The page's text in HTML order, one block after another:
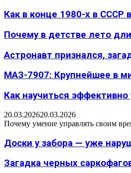
Как в конце 1980-х в
Почему в детстве лето
Астронавт признался,
МАЗ-7907: Крупнейшее в
Как научиться
20.03.202620.03.2026
Почему умение управлять своим
Доски у забора — уже
Загадка черных